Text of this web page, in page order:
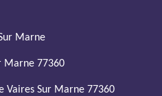
Marne
Marne 77360
Vaires Sur Marne 77360